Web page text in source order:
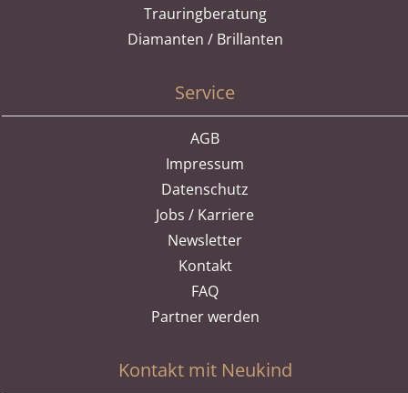
Trauringberatung
Diamanten / Brillanten
Service
AGB
Impressum
Datenschutz
Jobs / Karriere
Newsletter
Kontakt
FAQ
Partner werden
Kontakt mit Neukind